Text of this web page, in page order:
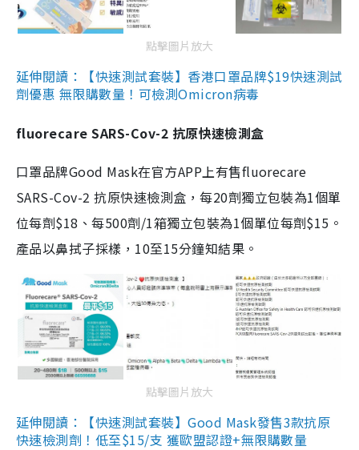
點擊圖片放大
延伸閱讀：【快速測試套裝】香港口罩品牌$19快速測試
劑優惠 無限購數量！可檢測Omicron病毒
fluorecare SARS-Cov-2 抗原快速檢測盒
口罩品牌Good Mask在官方APP上有售fluorecare
SARS-Cov-2 抗原快速檢測盒，每20劑獨立包裝為1個單
位每劑$18、每500劑/1箱獨立包裝為1個單位每劑$15。
產品以鼻拭子採樣，10至15分鐘知結果。
點擊圖片放大
延伸閱讀：【快速測試套裝】Good Mask發售3款抗原
快速檢測劑！低至$15/支 獲歐盟認證+無限購數量